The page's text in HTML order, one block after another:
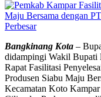
Perbesar
Bangkinang Kota –
didampingi Wakil
Rapat Fasilitasi
Produsen Siabu Maju
Kecamatan Koto